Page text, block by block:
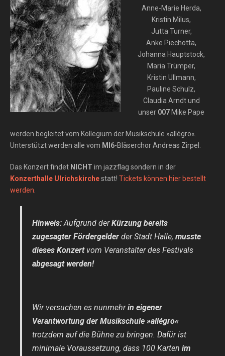
Anne-Marie Herda,
Kristin Milus,
Jutta Turner,
Anke Piechotta,
Johanna Hauptstock,
Maria Trümper,
Kristin Ullmann,
Pauline Schulz,
Claudia Arndt und
unser 007 Mike Pape
werden begleitet vom Kollegium der Musikschule »allégro«.
Unterstützt werden alle vom MI6-Bläserchor Andreas Zirpel.
Das Konzert findet NICHT im jazzflag sondern in der
Konzerthalle Ulrichskirchestatt! Tickets können hier bestellt
werden.
Hinweis:Aufgrund derKürzung bereits
zugesagter Fördergelder der Stadt Halle, musste
dieses Konzert vom Veranstalter des Festivals
abgesagt werden!
Wir versuchen es nunmehrin eigener
Verantwortung der Musikschule »allégro«
trotzdem auf die Bühne zu bringen. Dafür ist
minimale Voraussetzung, dass 100 Karten im